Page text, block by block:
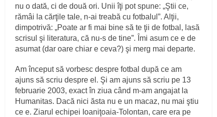
nu o dată, ci de două ori. Unii îţi pot spune: „Ştii ce,
rămâi la cărţile tale, n-ai treabă cu fotbalul”. Alţii,
dimpotrivă: „Poate ar fi mai bine să te ţii de fotbal, lasă
scrisul şi literatura, că nu-s de tine”. Îmi asum ce e de
asumat (dar oare chiar e ceva?) şi merg mai departe.
Am început să vorbesc despre fotbal după ce am
ajuns să scriu despre el. Şi am ajuns să scriu pe 13
februarie 2003, exact în ziua când m-am angajat la
Humanitas. Dacă nici ăsta nu e un macaz, nu mai ştiu
ce e. Ziarul echipei Ioaniţoaia-Tolontan, care era pe